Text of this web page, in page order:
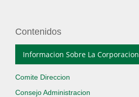
Contenidos
Informacion Sobre La Corporacion
Comite Direccion
Consejo Administracion